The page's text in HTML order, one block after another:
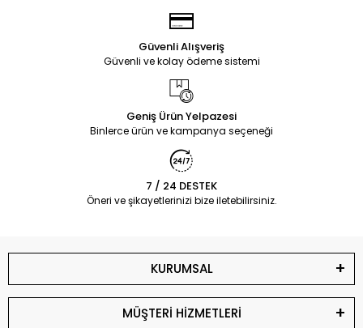
Güvenli Alışveriş
Güvenli ve kolay ödeme sistemi
Geniş Ürün Yelpazesi
Binlerce ürün ve kampanya seçeneği
7 / 24 DESTEK
Öneri ve şikayetlerinizi bize iletebilirsiniz.
KURUMSAL
MÜŞTERİ HİZMETLERİ